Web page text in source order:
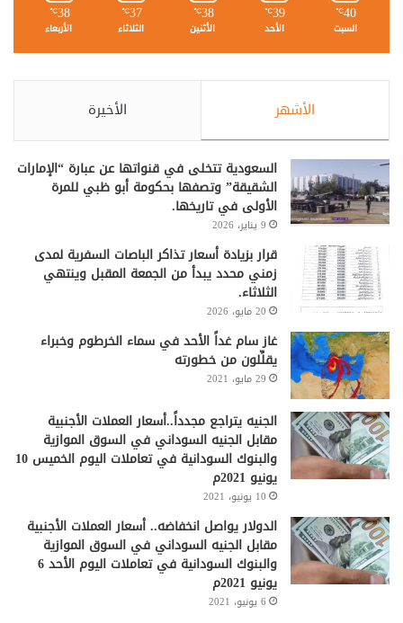
40
℃
السبت
39
℃
الأحد
38
℃
الأثنين
37
℃
الثلاثاء
38
℃
الأربعاء
الأشهر الأخيرة
السعودية تتخلى في قنواتها عن عبارة “الإمارات
الشقيقة” وتصفها بحكومة أبو ظبي للمرة
الأولى في تاريخها.
9 يناير، 2026
قرار بزيادة أسعار تذاكر الباصات السفرية لمدى
زمني محدد يبدأ من الجمعة المقبل وينتهي
الثلاثاء.
20 مايو، 2026
غاز سام غداً الأحد في سماء الخرطوم وخبراء
يقلِّلون من خطورته
29 مايو، 2021
الجنيه يتراجع مجدداً..أسعار العملات الأجنبية
مقابل الجنيه السوداني في السوق الموازية
والبنوك السودانية في تعاملات اليوم الخميس 10
يونيو 2021م
10 يونيو، 2021
الدولار يواصل انخفاضه.. أسعار العملات الأجنبية
مقابل الجنيه السوداني في السوق الموازية
والبنوك السودانية في تعاملات اليوم الأحد 6
يونيو 2021م
6 يونيو، 2021